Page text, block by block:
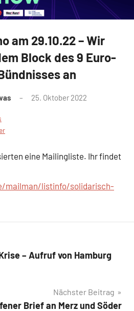
am 29.10.22 – Wir
Block des 9 Euro-
an
25. Oktober 2022
eine Mailingliste. Ihr findet
mailman/listinfo/solidarisch-
– Aufruf von Hamburg
Nächster Beitrag
Brief an Merz und Söder